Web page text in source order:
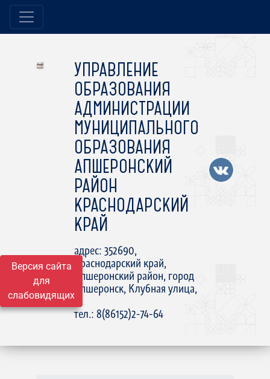
Версия сайта
для
слабовидящих
УПРАВЛЕНИЕ
ОБРАЗОВАНИЯ
АДМИНИСТРАЦИИ
МУНИЦИПАЛЬНОГО
ОБРАЗОВАНИЯ
АПШЕРОНСКИЙ
РАЙОН
КРАСНОДАРСКИЙ
КРАЙ
адрес: 352690,
Краснодарский край,
Апшеронский район, город
Апшеронск, Клубная улица,
15
тел.: 8(86152)2-74-64